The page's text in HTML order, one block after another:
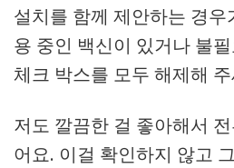
설치를 함께 제안하는 경
용 중인 백신이 있거나 불
체크 박스를 모두 해제해
저도 깔끔한 걸 좋아해서
어요. 이걸 확인하지 않고